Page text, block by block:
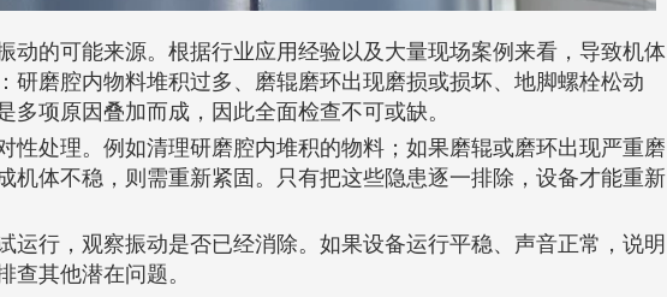
动的可能来源。根据行业应用经验以及大量现场案例来看，导致机体
研磨腔内物料堆积过多、磨辊磨环出现磨损或损坏、地脚螺栓松动
项原因叠加而成，因此全面检查不可或缺。
性处理。例如清理研磨腔内堆积的物料；如果磨辊或磨环出现严重磨
机体不稳，则需重新紧固。只有把这些隐患逐一排除，设备才能重新
运行，观察振动是否已经消除。如果设备运行平稳、声音正常，说明
查其他潜在问题。